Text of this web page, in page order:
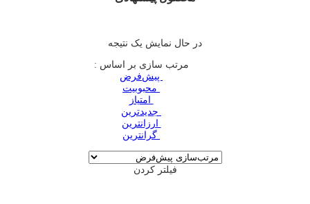
در حال نمایش یک نتیجه
مرتب سازی بر اساس :
‌ پیش‌فرض
‌ محبوبیت
‌ امتیاز
‌ جدیدترین
‌ ارزانترین
‌ گرانترین
فیلتر کردن